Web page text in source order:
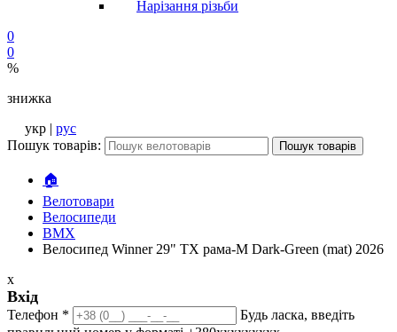
Нарізання різьби
0
0
%
знижка
укр | рус
Пошук товарів:
Пошук товарів
🏠
Велотовари
Велосипеди
BMX
Велосипед Winner 29" TX рама-M Dark-Green (mat) 2026
x
Вхід
Телефон *
Будь ласка, введіть